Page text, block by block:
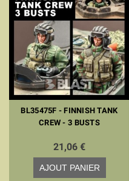
BL35475F - FINNISH TANK
CREW - 3 BUSTS
21,06 €
AJOUT PANIER